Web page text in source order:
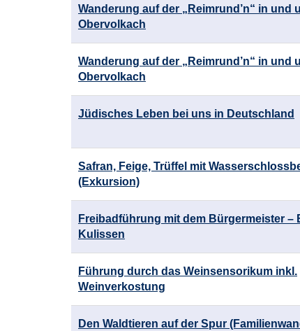
Wanderung auf der „Reimrund’n“ in und
Obervolkach
Wanderung auf der „Reimrund’n“ in und
Obervolkach
Jüdisches Leben bei uns in Deutschland
Safran, Feige, Trüffel mit
(Exkursion)
Freibadführung mit dem Bürgermeister –
Kulissen
Führung durch das Weinsensorikum inkl.
Weinverkostung
Den Waldtieren auf der Spur